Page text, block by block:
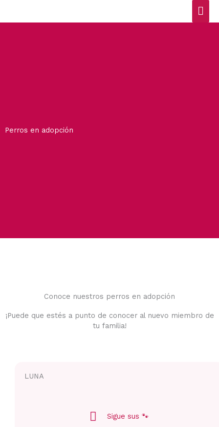
contenido
Perros en adopción
Conoce nuestros perros en adopción
¡Puede que estés a punto de conocer al nuevo miembro de
tu familia!
LUNA
Sigue sus 🐾